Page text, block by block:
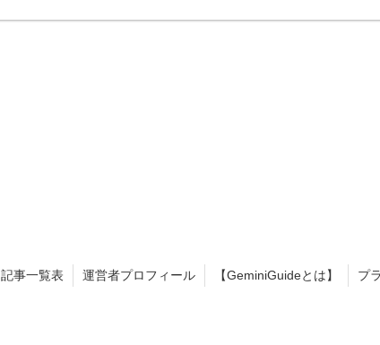
記事一覧表 運営者プロフィール 【GeminiGuideとは】 プ